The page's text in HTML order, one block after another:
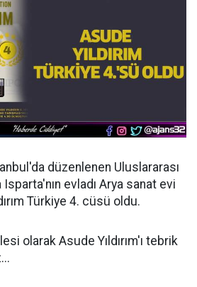
düzenlenen Uluslararası
Isparta'nın evladı Arya sanat evi
Türkiye 4. cüsü oldu.
olarak Asude Yıldırım'ı tebrik